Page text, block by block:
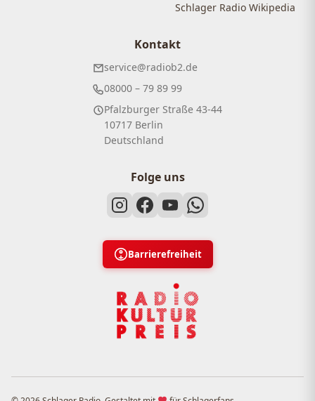
Schlager Radio Wikipedia
Kontakt
service@radiob2.de
08000 – 79 89 99
Pfalzburger Straße 43-44
10717 Berlin
Deutschland
Folge uns
Barrierefreiheit